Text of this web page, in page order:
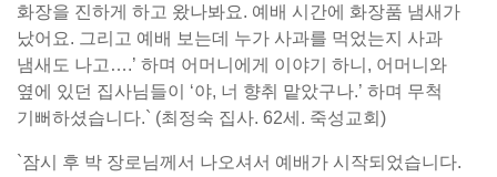
화장을 진하게 하고 왔나봐요. 예배 시간에 화장품 냄새가
났어요. 그리고 예배 보는데 누가 사과를 먹었는지 사과
냄새도 나고….’ 하며 어머니에게 이야기 하니, 어머니와
옆에 있던 집사님들이 ‘야, 너 향취 맡았구나.’ 하며 무척
기뻐하셨습니다.` (최정숙 집사. 62세. 죽성교회)
`잠시 후 박 장로님께서 나오셔서 예배가 시작되었습니다.